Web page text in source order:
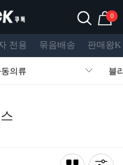
0
전용 묶음배송 판매왕K
의류 블